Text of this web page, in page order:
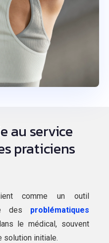
au service
praticiens
comme un outil
des problématiques
le médical, souvent
solution initiale.